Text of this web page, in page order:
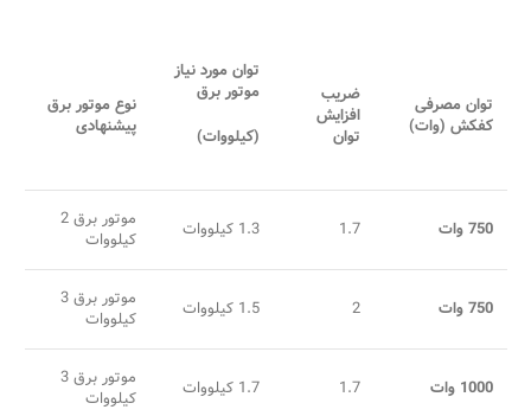
توان مصرفی
کفکش (وات)
ضریب
افزایش
توان
توان مورد نیاز
موتور برق
(کیلووات)
نوع موتور برق
پیشنهادی
750 وات 1.7 1.3 کیلووات
موتور برق 2
کیلووات
750 وات 2 1.5 کیلووات
موتور برق 3
کیلووات
1000 وات 1.7 1.7 کیلووات
موتور برق 3
کیلووات